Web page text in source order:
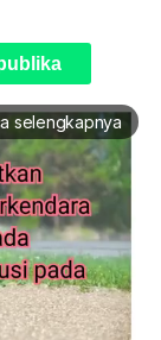
selengkapnya